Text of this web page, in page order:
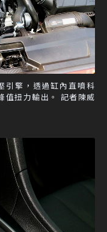
引擎，透過缸內直噴科
值扭力輸出。 記者陳威